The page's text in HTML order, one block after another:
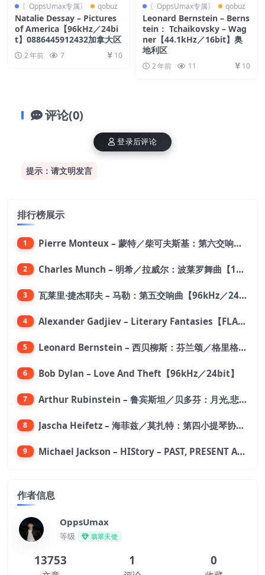
〖OppsUmax专属〗 qobuz
Natalie Dessay – Pictures
of America【96kHz／24bi
t】0886445912432加拿大区
2 年前 7 10
〖OppsUmax专属〗 qobuz
Leonard Bernstein – Berns
tein： Tchaikovsky – Wag
ner【44.1kHz／16bit】奥
地利区
2 年前 11 10
评论(0)
提示：请文明发言
登录后评论
排行榜展示
1 Pierre Monteux – 蒙特／柴可夫斯基：第六交响曲【176.4kHz／24bit】
2 Charles Munch – 明希／拉威尔：波莱罗舞曲【176.4kHz／24bit】
3 瓦莱里·捷杰耶夫 – 马勒：第五交响曲【96kHz／24bit】
4 Alexander Gadjiev – Literary Fantasies【FLAC 192】
5 Leonard Bernstein – 西贝柳斯：芬兰颂／格里格：培尔·金特组曲【44.1kHz／24bit】
6 Bob Dylan – Love And Theft【96kHz／24bit】
7 Arthur Rubinstein – 鲁宾斯坦／贝多芬：月光,悲怆,热情,告别钢琴奏鸣曲【176.4kHz／24bit】
8 Jascha Heifetz – 海菲兹／莫扎特：第四小提琴协奏曲，第五小提琴协奏曲《土耳其》／维瓦尔第：小提琴与大提琴协奏曲，RV 547【192kHz／24bit】
9 Michael Jackson – HIStory – PAST, PRESENT AND FUTURE – BOOK I【96kHz／24bit】
作者信息
OppsUmax
等级 翡翠天使
13753 1 0